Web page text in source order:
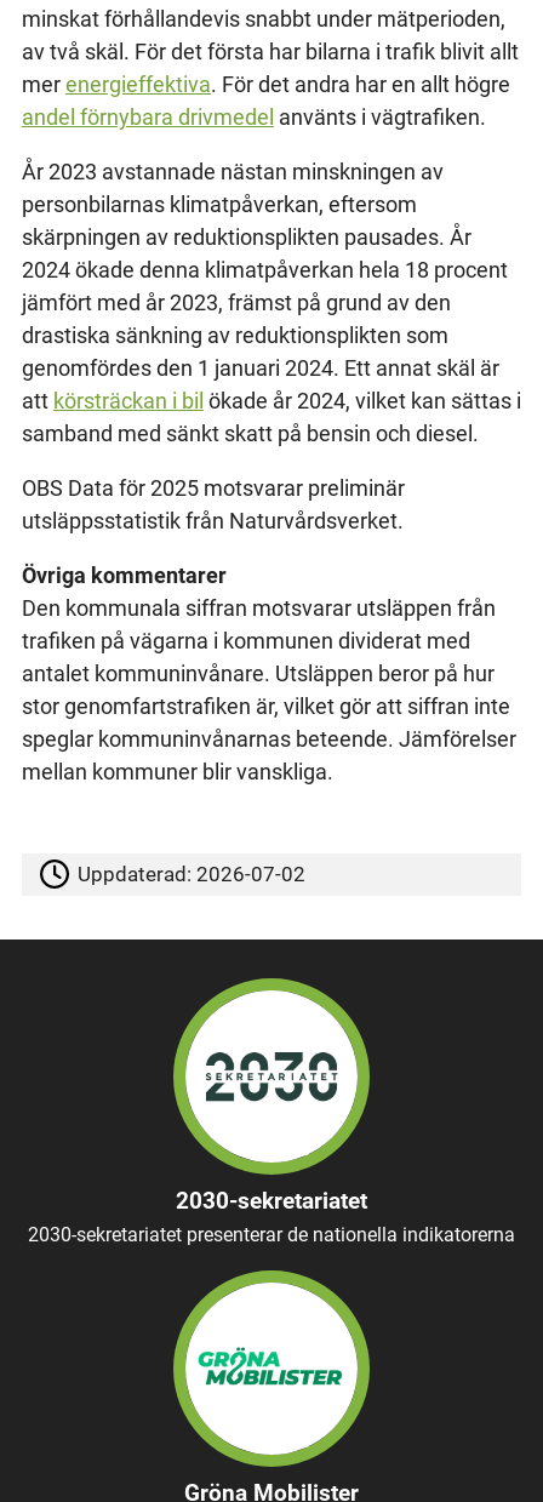
minskat förhållandevis snabbt under mätperioden,
av två skäl. För det första har bilarna i trafik blivit allt
merenergieffektiva. För det andra har en allt högre
andel förnybara drivmedel använts i vägtrafiken.
År 2023 avstannade nästan minskningen av
personbilarnas klimatpåverkan, eftersom
skärpningen av reduktionsplikten pausades. År
2024 ökade denna klimatpåverkan hela 18 procent
jämfört med år 2023, främst på grund av den
drastiska sänkning av reduktionsplikten som
genomfördes den 1 januari 2024. Ett annat skäl är
att körsträckan i bil ökade år 2024, vilket kan sättas i
samband med sänkt skatt på bensin och diesel.
OBS Data för 2025 motsvarar preliminär
utsläppsstatistik från Naturvårdsverket.
Övriga kommentarer
Den kommunala siffran motsvarar utsläppen från
trafiken på vägarna i kommunen dividerat med
antalet kommuninvånare. Utsläppen beror på hur
stor genomfartstrafiken är, vilket gör att siffran inte
speglar kommuninvånarnas beteende. Jämförelser
mellan kommuner blir vanskliga.
Uppdaterad:2026-07-02
2030-sekretariatet
2030-sekretariatet presenterar de nationella indikatorerna
Gröna Mobilister